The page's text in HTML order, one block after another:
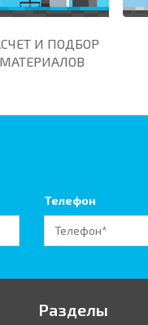
И ПОДБОР
МАТЕРИАЛОВ
Телефон
Разделы